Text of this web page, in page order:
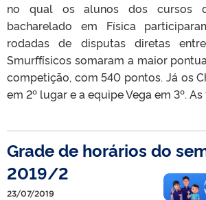
no qual os alunos dos cursos
bacharelado em Física
rodadas de disputas diretas
Smurffísicos somaram a maior
competição, com 540 pontos. Já os
em 2º lugar e a equipe Vega em 3º. As
Grade de horários do
2019/2
23/07/2019